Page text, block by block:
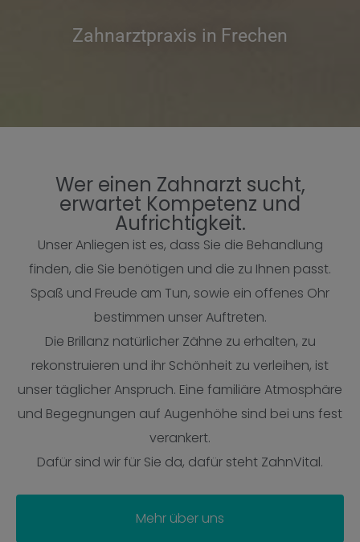
Zahnarztpraxis in Frechen
Wer einen Zahnarzt sucht,
erwartet Kompetenz und
Aufrichtigkeit.
Unser Anliegen ist es, dass Sie die Behandlung
finden, die Sie benötigen und die zu Ihnen passt.
Spaß und Freude am Tun, sowie ein offenes Ohr
bestimmen unser Auftreten.
Die Brillanz natürlicher Zähne zu erhalten, zu
rekonstruieren und ihr Schönheit zu verleihen, ist
unser täglicher Anspruch. Eine familiäre Atmosphäre
und Begegnungen auf Augenhöhe sind bei uns fest
verankert.
Dafür sind wir für Sie da, dafür steht ZahnVital.
Mehr über uns